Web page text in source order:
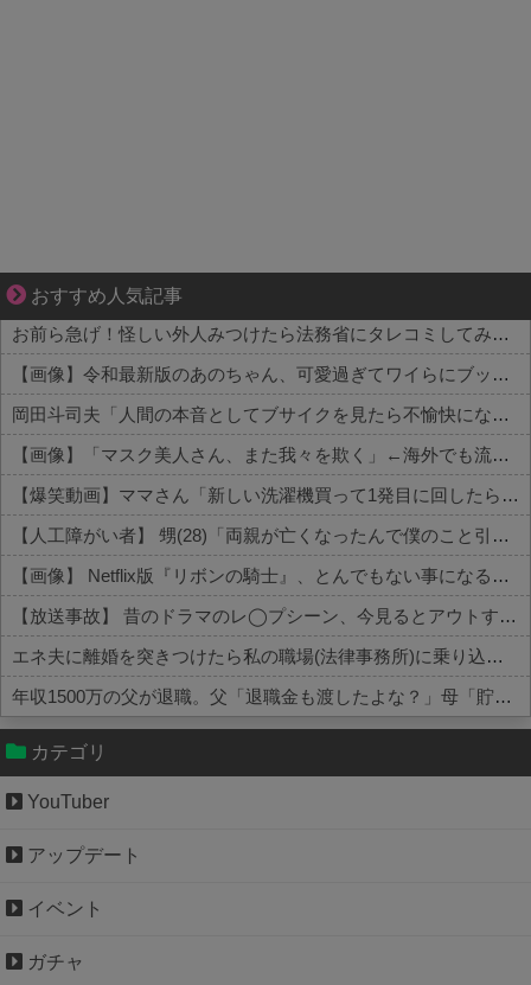
おすすめ人気記事
【マンガ】ぜんぶ私が中心
お前ら急げ！怪しい外人みつけたら法務省にタレコミしてみろ！意外と仕事するぞ？
【画像】令和最新版のあのちゃん、可愛過ぎてワイらにブッ刺さりまくりw w w w w w
岡田斗司夫「人間の本音としてブサイクを見たら不愉快になる。この責任をどうとるんだ」
【画像】「マスク美人さん、また我々を欺く」←海外でも流行りだした結果がこちらw w w w w w w
【爆笑動画】ママさん「新しい洗濯機買って1発目に回したらコレw」←こwれwはw w w w w w w w w w
【人工障がい者】 甥(28)「両親が亡くなったんで僕のこと引き取ってほしいんですけど！」なんでいい年したヒキニートを引き取らなきゃいけないんだ...
【画像】 Netflix版『リボンの騎士』、とんでもない事になるｗｗｗｗｗ
【放送事故】 昔のドラマのレ◯プシーン、今見るとアウトすぎる・・・
エネ夫に離婚を突きつけたら私の職場(法律事務所)に乗り込んできた 堂々と「離婚の法律相談です。母の薦めでこちらに参りました」と言っているが、...
年収1500万の父が退職。父「退職金も渡したよな？」母「貯金なんてないよー」父「全部なくなったの！？」→予想外の返事に家族騒然となり…
Powered by livedoor 相互RSS
カテゴリ
YouTuber
アップデート
イベント
ガチャ